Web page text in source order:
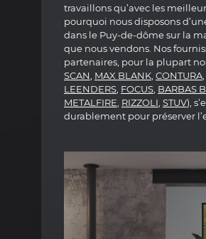
travaillons qu’avec les
pourquoi nous disposons
dans le Puy-de-dôme sur la
que nous vendons. Nos
partenaires, pour la plupart
SCAN MAX BLANK CONTURA
LEENDERS FOCUS BARBAS
METALFIRE RIZZOLI STUV),
durablement pour préserver